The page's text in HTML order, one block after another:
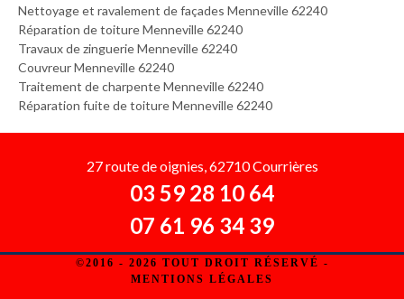
Nettoyage et ravalement de façades Menneville 62240
Réparation de toiture Menneville 62240
Travaux de zinguerie Menneville 62240
Couvreur Menneville 62240
Traitement de charpente Menneville 62240
Réparation fuite de toiture Menneville 62240
27 route de oignies, 62710 Courrières
03 59 28 10 64
07 61 96 34 39
©2016 - 2026 TOUT DROIT RÉSERVÉ -
MENTIONS LÉGALES